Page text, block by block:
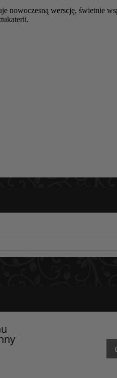
nowoczesną werscję, świetnie